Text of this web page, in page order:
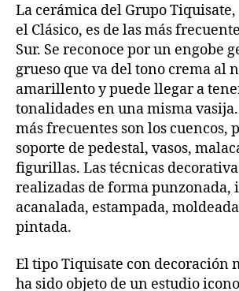
La cerámica del Grupo
el Clásico, es de las más
Sur. Se reconoce por un engobe
grueso que va del tono crema al
amarillento y puede llegar a
tonalidades en una misma
más frecuentes son los cuencos,
soporte de pedestal, vasos,
figurillas. Las técnicas
realizadas de forma punzonada,
acanalada, estampada,
pintada.
El tipo Tiquisate con decoración
ha sido objeto de un estudio